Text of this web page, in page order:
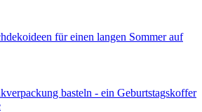
für einen langen Sommer auf
basteln - ein Geburtstagskoffer